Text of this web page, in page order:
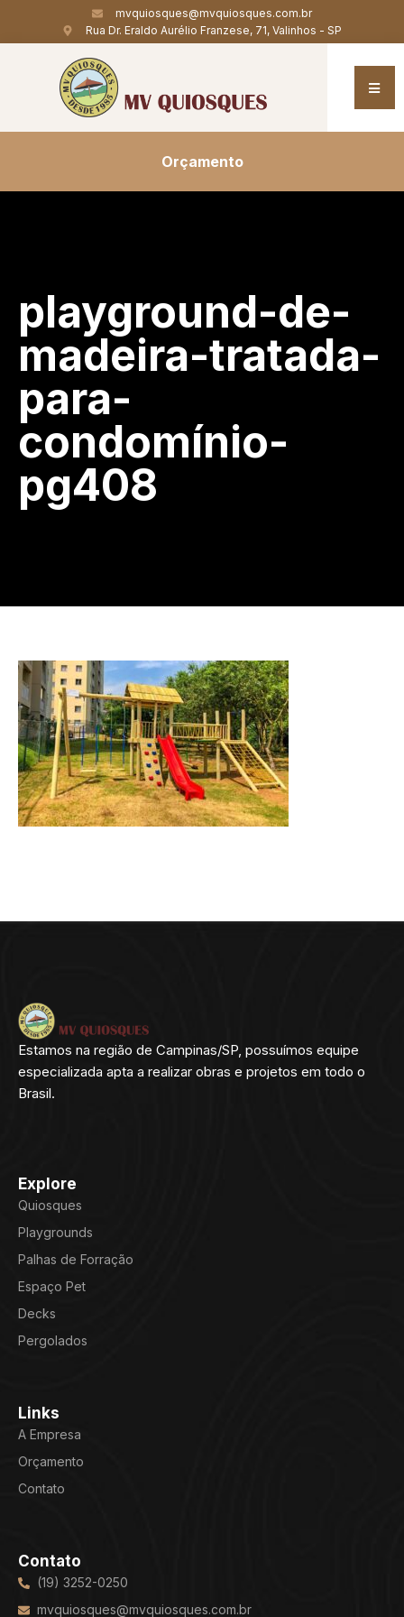
mvquiosques@mvquiosques.com.br
Rua Dr. Eraldo Aurélio Franzese, 71, Valinhos - SP
Orçamento
playground-de-
madeira-tratada-
para-
condomínio-
pg408
Estamos na região de Campinas/SP, possuímos equipe
especializada apta a realizar obras e projetos em todo o
Brasil.
Explore
Quiosques
Playgrounds
Palhas de Forração
Espaço Pet
Decks
Pergolados
Links
A Empresa
Orçamento
Contato
Contato
(19) 3252-0250
mvquiosques@mvquiosques.com.br